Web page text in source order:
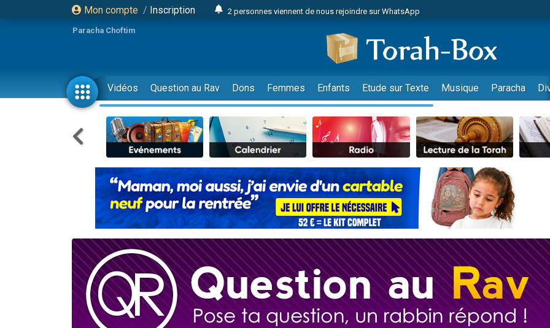
Mon compte / Inscription
2 personnes viennent de nous rejoindre sur WhatsApp
3 personnes viennent de faire un don pour Événements Torah-Box
2 personnes viennent de faire un don pour Tsédaka : pauvres d'Israel
3 personnes viennent de nous rejoindre sur WhatsApp
11 personnes viennent de demander une bénédiction
3 personnes viennent de faire un don pour Diane, 80 ans, dans un appartement
Il reste 49 places pour étudier en groupe sur Zoom
2 personnes viennent de nous rejoindre sur WhatsApp
29 personnes viennent de demander une bénédiction
Il reste 49 places pour étudier en groupe sur Zoom
2 personnes viennent de nous rejoindre sur WhatsApp
6 personnes viennent de nous rejoindre sur WhatsApp
4 personnes viennent de faire un don pour Reloger Rivka, 6 enfants, victime de
2 personnes viennent de faire un don pour 1 Journée de Vacances Pour les Enfants
17 personnes viennent de demander une bénédiction
Il reste 49 places pour étudier en groupe sur Zoom
Paracha Choftim
Vidéos Question au Rav Dons Femmes Enfants Etude sur Texte Musique Paracha